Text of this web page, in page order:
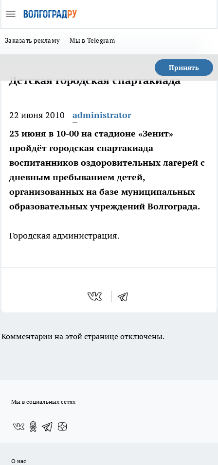
Заказать рекламу Мы в Telegram
Принять
Детская городская спартакиада
22 июня 2010
administrator
23 июня в 10-00 на стадионе «Зенит»
пройдёт городская спартакиада
воспитанников оздоровительных лагерей с
дневным пребыванием детей,
организованных на базе муниципальных
образовательных учреждений Волгограда.
Городская администрация.
Комментарии на этой странице отключены.
Мы в социальных сетях
О нас